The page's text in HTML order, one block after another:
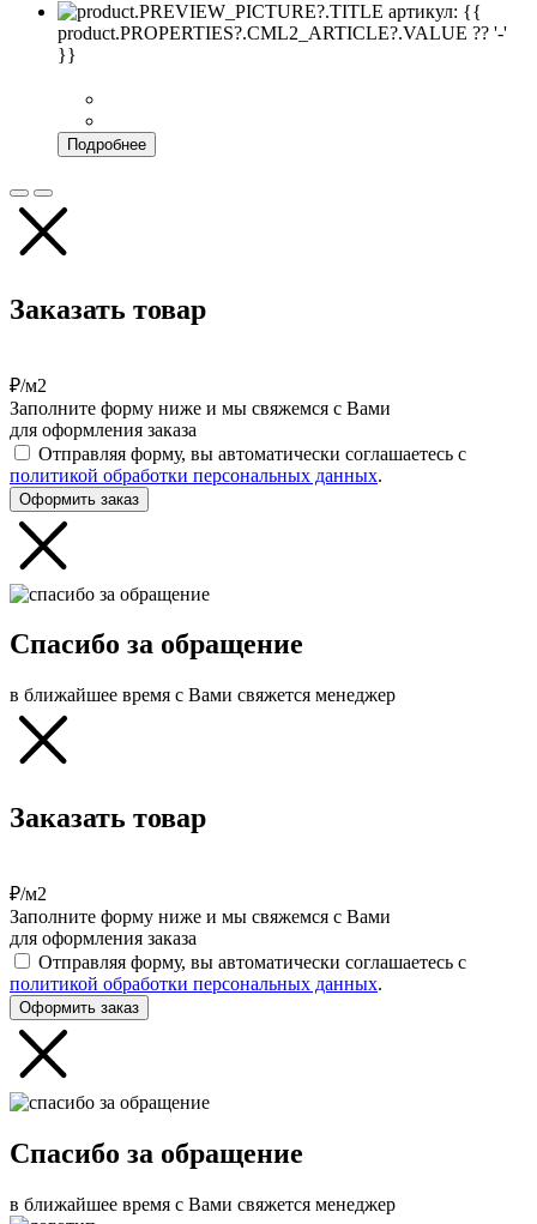
артикул: {{
product.PROPERTIES?.CML2_ARTICLE?.VALUE ?? '-'
}}
Подробнее
Заказать товар
₽/м2
Заполните форму ниже и мы свяжемся с Вами
для оформления заказа
Отправляя форму, вы автоматически соглашаетесь с
политикой обработки персональных данных.
Оформить заказ
Спасибо за обращение
в ближайшее время с Вами свяжется менеджер
Заказать товар
₽/м2
Заполните форму ниже и мы свяжемся с Вами
для оформления заказа
Отправляя форму, вы автоматически соглашаетесь с
политикой обработки персональных данных.
Оформить заказ
Спасибо за обращение
в ближайшее время с Вами свяжется менеджер